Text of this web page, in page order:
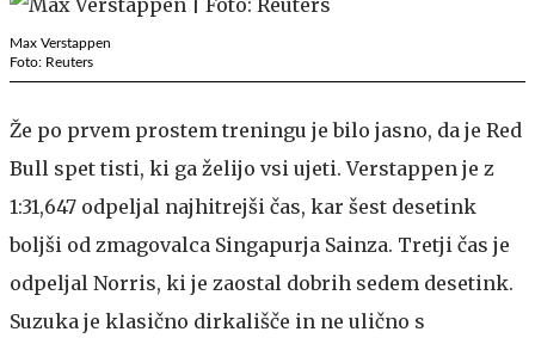
Max Verstappen
Foto: Reuters
Že po prvem prostem treningu je bilo jasno, da je Red
Bull spet tisti, ki ga želijo vsi ujeti. Verstappen je z
1:31,647 odpeljal najhitrejši čas, kar šest desetink
boljši od zmagovalca Singapurja Sainza. Tretji čas je
odpeljal Norris, ki je zaostal dobrih sedem desetink.
Suzuka je klasično dirkališče in ne ulično s